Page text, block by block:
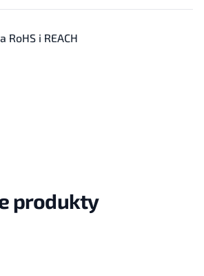
RoHS i REACH
produkty